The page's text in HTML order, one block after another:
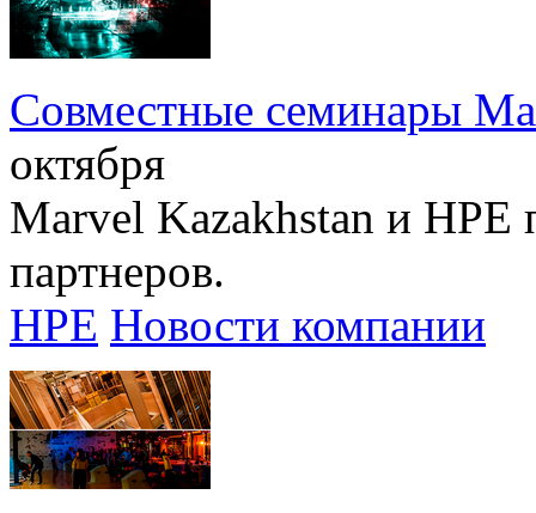
Совместные семинары
октября
Marvel Kazakhstan и HPE
партнеров.
HPE Новости компании